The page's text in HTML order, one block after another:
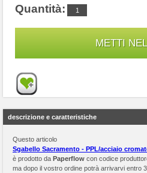
Quantità:
descrizione e caratteristiche
Questo articolo
Sgabello Sacramento - PPL/acciaio
è prodotto da Paperflow con codice
ma dopo il vostro ordine potrà arrivarvi entro